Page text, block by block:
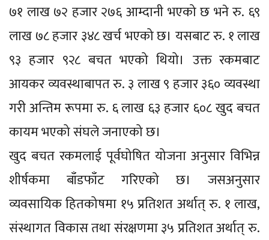
७१ लाख ७२ हजार २७६ आम्दानी भएको छ भने रु. ६९
लाख ७८ हजार ३४८ खर्च भएको छ। यसबाट रु. १ लाख
९३ हजार ९२८ बचत भएको थियो। उक्त रकमबाट
आयकर व्यवस्थाबापत रु. ३ लाख ९ हजार ३६० व्यवस्था
गरी अन्तिम रूपमा रु. ६ लाख ६३ हजार ६०८ खुद बचत
कायम भएको संघले जनाएको छ।
खुद बचत रकमलाई पूर्वघोषित योजना अनुसार विभिन्न
शीर्षकमा बाँडफाँट गरिएको छ। जसअनुसार
व्यवसायिक हितकोषमा १५ प्रतिशत अर्थात् रु. १ लाख,
संस्थागत विकास तथा संरक्षणमा ३५ प्रतिशत अर्थात् रु.